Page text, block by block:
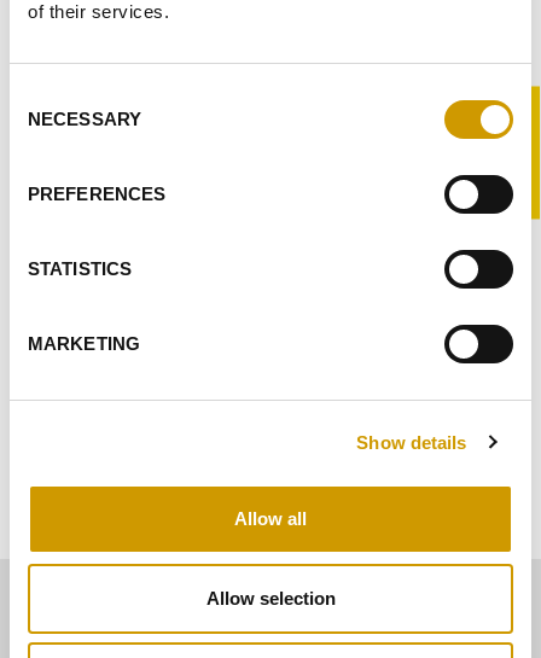
of their services.
Selection
NECESSARY
PREFERENCES
STATISTICS
MARKETING
Show details
Allow all
Allow selection
Filtrazione
Detergenti
X
-PRO
®